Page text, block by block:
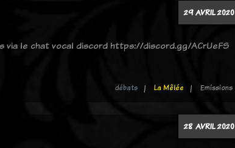
29 AVRIL 2020
via le chat vocal discord https://discord.gg/ACrUeFS
débats La Mêlée Emissions
28 AVRIL 2020